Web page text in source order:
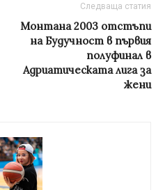
Следваща статия
Монтана 2003 отстъпи
на Будучност в първия
полуфинал в
Адриатическата лига за
жени